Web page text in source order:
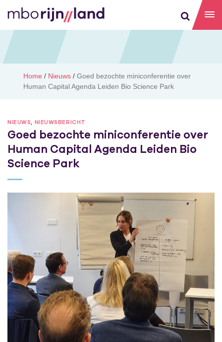
Home / Nieuws /Goed bezochte miniconferentie over
Human Capital Agenda Leiden Bio Science Park
NIEUWS NIEUWSBERICHT
Goed bezochte miniconferentie over
Human Capital Agenda Leiden Bio
Science Park